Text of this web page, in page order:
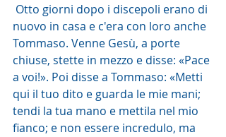
Otto giorni dopo i discepoli erano di
nuovo in casa e c'era con loro anche
Tommaso. Venne Gesù, a porte
chiuse, stette in mezzo e disse: «Pace
a voi!». Poi disse a Tommaso: «Metti
qui il tuo dito e guarda le mie mani;
tendi la tua mano e mettila nel mio
fianco; e non essere incredulo, ma